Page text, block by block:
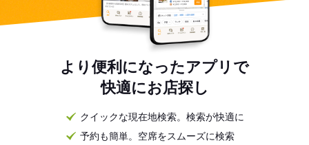
より便利になったアプリで
快適にお店探し
クイックな現在地検索。検索が快適に
予約も簡単。空席をスムーズに検索